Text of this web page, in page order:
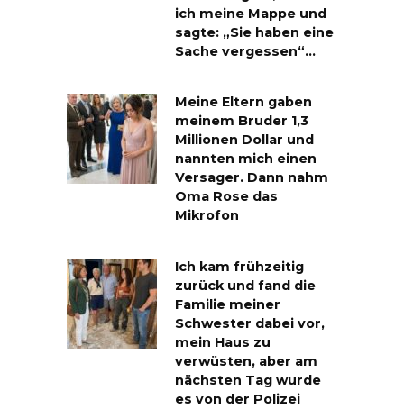
ich meine Mappe und
sagte: „Sie haben eine
Sache vergessen“…
Meine Eltern gaben
meinem Bruder 1,3
Millionen Dollar und
nannten mich einen
Versager. Dann nahm
Oma Rose das
Mikrofon
Ich kam frühzeitig
zurück und fand die
Familie meiner
Schwester dabei vor,
mein Haus zu
verwüsten, aber am
nächsten Tag wurde
es von der Polizei